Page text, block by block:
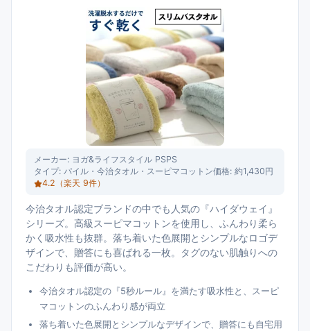
メーカー: ヨガ&ライフスタイル PSPS
タイプ: パイル・今治タオル・スーピマコットン価格: 約1,430円
4.2 （楽天 9件）
今治タオル認定ブランドの中でも人気の『ハイダウェイ』
シリーズ。高級スーピマコットンを使用し、ふんわり柔ら
かく吸水性も抜群。落ち着いた色展開とシンプルなロゴデ
ザインで、贈答にも喜ばれる一枚。タグのない肌触りへの
こだわりも評価が高い。
今治タオル認定の『5秒ルール』を満たす吸水性と、スーピ
マコットンのふんわり感が両立
落ち着いた色展開とシンプルなデザインで、贈答にも自宅用